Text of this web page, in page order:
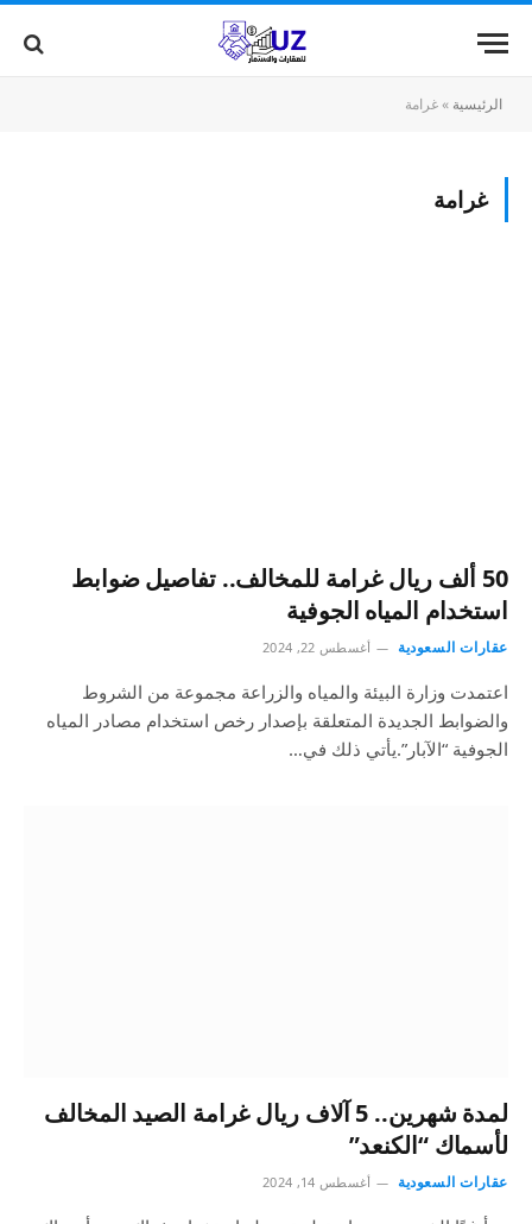
الرئيسية »غرامة
غرامة
50 ألف ريال غرامة للمخالف.. تفاصيل ضوابط
استخدام المياه الجوفية
عقارات السعودية أغسطس 22, 2024
اعتمدت وزارة البيئة والمياه والزراعة مجموعة من الشروط
والضوابط الجديدة المتعلقة بإصدار رخص استخدام مصادر المياه
الجوفية “الآبار”.يأتي ذلك في…
لمدة شهرين.. 5 آلاف ريال غرامة الصيد المخالف
لأسماك “الكنعد”
عقارات السعودية أغسطس 14, 2024